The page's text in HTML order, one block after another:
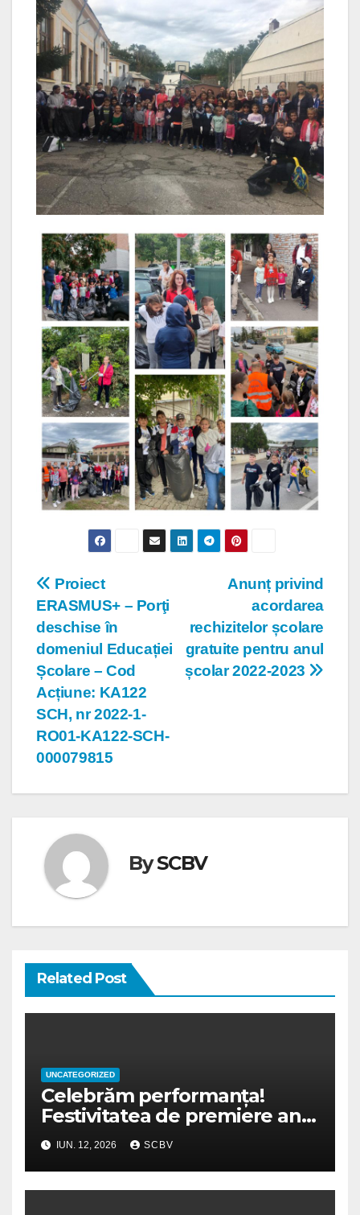
Navigare
în
articole
Anunț privind
acordarea
rechizitelor școlare
gratuite pentru anul
școlar 2022-2023
Proiect
ERASMUS+ – Porţi
deschise în
domeniul Educației
Școlare – Cod
Acțiune: KA122
SCH, nr 2022-1-
RO01-KA122-SCH-
000079815
BySCBV
Related Post
UNCATEGORIZED
Celebrăm performanța!
Festivitatea de premiere an
școlar 2025-2026
IUN. 12, 2026 SCBV